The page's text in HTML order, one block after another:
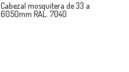
Cabezal mosquitera de 33 a
6050mm RAL. 7040